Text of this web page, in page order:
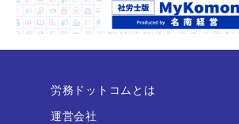
労務ドットコムとは
運営会社